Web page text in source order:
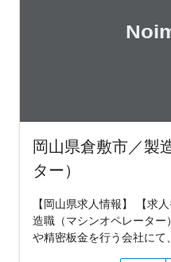
岡山県倉敷市／製
ター）
【岡山県求人情報】 【求
造職（マシンオペレータ
や精密板金を行う会社に